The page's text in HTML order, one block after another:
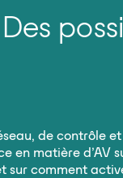
de contrôle
en matière d’AV
comment